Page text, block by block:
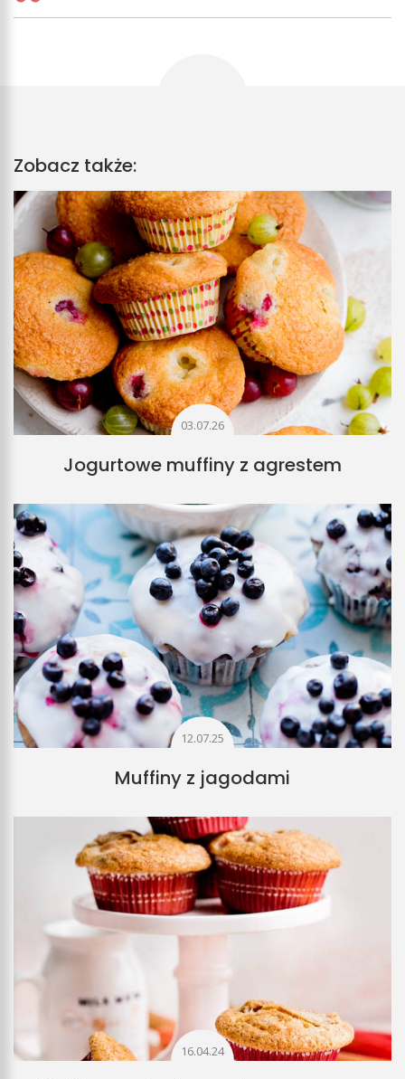
Zobacz także:
03.07.26
Jogurtowe muffiny z agrestem
12.07.25
Muffiny z jagodami
16.04.24